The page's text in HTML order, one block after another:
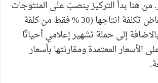
من هنا بدأ التركيز ينصبّ على المنتوجات
الاصطناعية لانخفاض تكلفة انتاجها (30 % فقط من كلفة
إلى حملة تشهير إعلامي أحيانًا
الأسعار المعتمدة ومقارنتها بأسعار